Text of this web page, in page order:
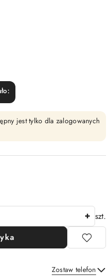
jest tylko dla zalogowanych
szt.
Zostaw telefon